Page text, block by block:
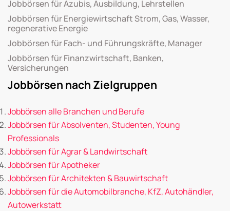
Jobbörsen für Azubis, Ausbildung, Lehrstellen
Jobbörsen für Energiewirtschaft Strom, Gas, Wasser,
regenerative Energie
Jobbörsen für Fach- und Führungskräfte, Manager
Jobbörsen für Finanzwirtschaft, Banken,
Versicherungen
Jobbörsen nach Zielgruppen
Jobbörsen alle Branchen und Berufe
Jobbörsen für Absolventen, Studenten, Young
Professionals
Jobbörsen für Agrar & Landwirtschaft
Jobbörsen für Apotheker
Jobbörsen für Architekten & Bauwirtschaft
Jobbörsen für die Automobilbranche, KfZ, Autohändler,
Autowerkstatt